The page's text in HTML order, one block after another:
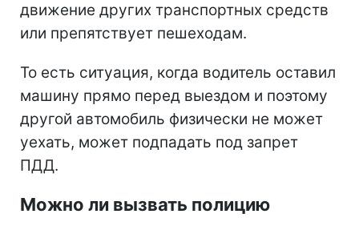
движение других транспортных средств
или препятствует пешеходам.
То есть ситуация, когда водитель оставил
машину прямо перед выездом и поэтому
другой автомобиль физически не может
уехать, может подпадать под запрет
ПДД.
Можно ли вызвать полицию